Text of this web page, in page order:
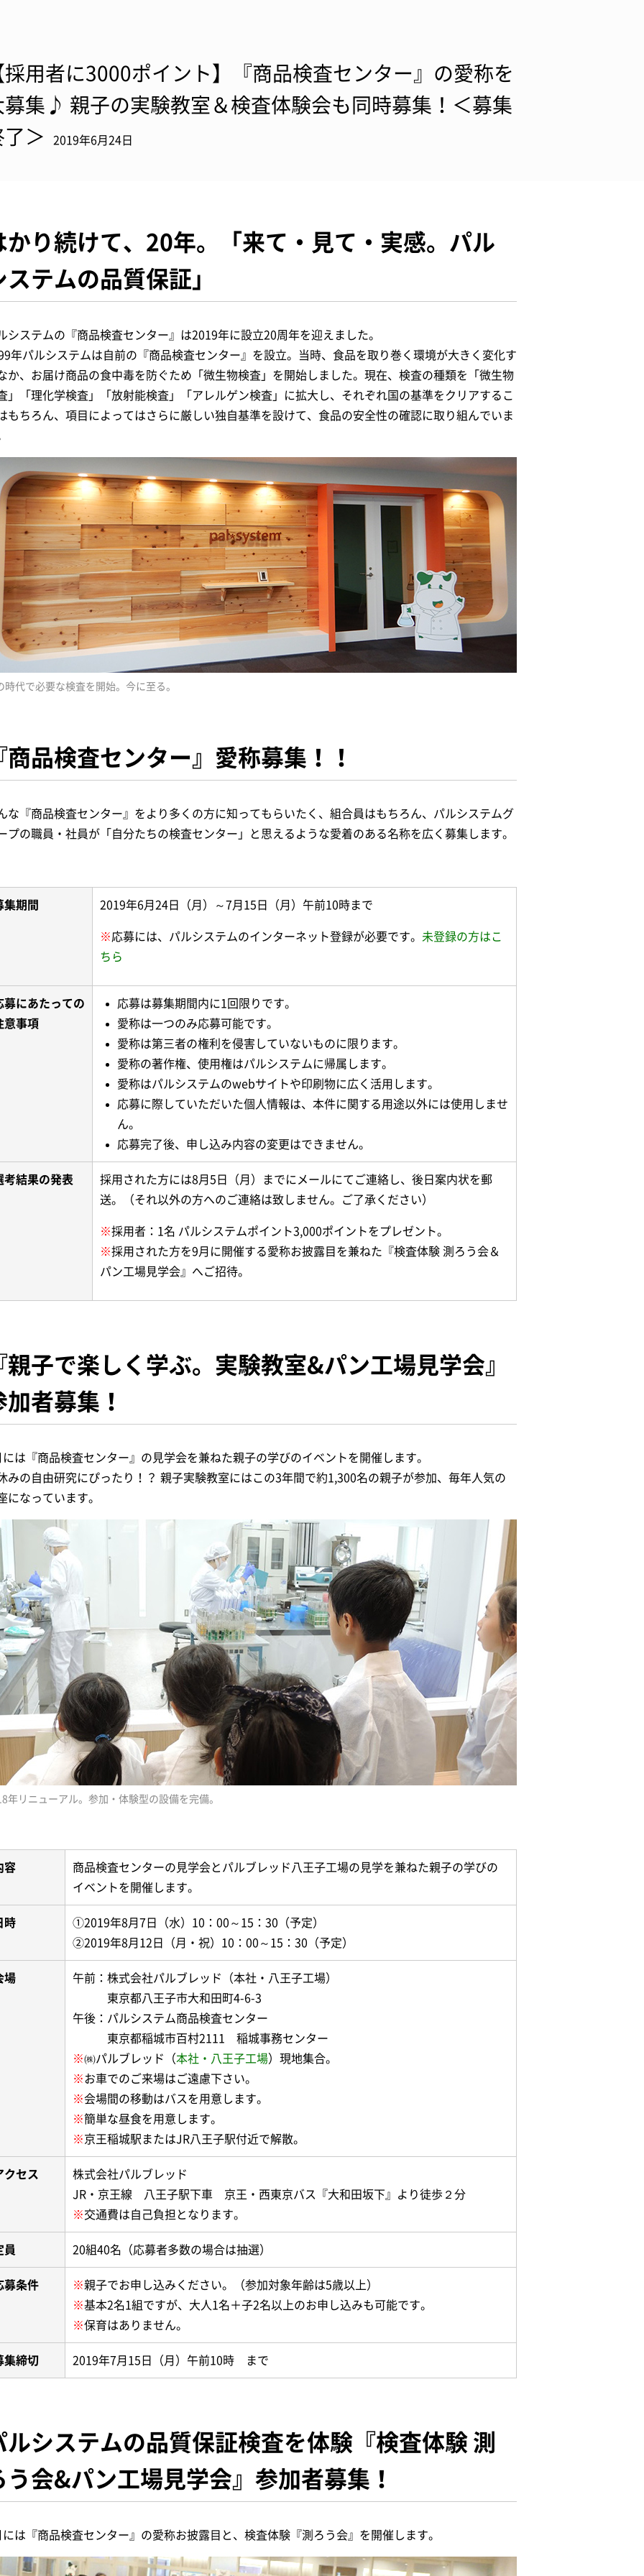
採用者に3000ポイント】『商品検査センター』の愛称を
募集♪ 親子の実験教室＆検査体験会も同時募集！＜募集
了＞
2019年6月24日
かり続けて、20年。「来て・見て・実感。パル
ステムの品質保証」
システムの『商品検査センター』は2019年に設立20周年を迎えました。
年パルシステムは自前の『商品検査センター』を設立。当時、食品を取り巻く環境が大きく変化す
か、お届け商品の食中毒を防ぐため「微生物検査」を開始しました。現在、検査の種類を「微生物
」「理化学検査」「放射能検査」「アレルゲン検査」に拡大し、それぞれ国の基準をクリアするこ
もちろん、項目によってはさらに厳しい独自基準を設けて、食品の安全性の確認に取り組んでいま
時代で必要な検査を開始。今に至る。
商品検査センター』愛称募集！！
な『商品検査センター』をより多くの方に知ってもらいたく、組合員はもちろん、パルシステムグ
プの職員・社員が「自分たちの検査センター」と思えるような愛着のある名称を広く募集します。
集期間 2019年6月24日（月）～7月15日（月）午前10時まで
※応募には、パルシステムのインターネット登録が必要です。 未登録の方はこ
ちら
募にあたっての
意事項
応募は募集期間内に1回限りです。
愛称は一つのみ応募可能です。
愛称は第三者の権利を侵害していないものに限ります。
愛称の著作権、使用権はパルシステムに帰属します。
愛称はパルシステムのwebサイトや印刷物に広く活用します。
応募に際していただいた個人情報は、本件に関する用途以外には使用しませ
ん。
応募完了後、申し込み内容の変更はできません。
考結果の発表
採用された方には8月5日（月）までにメールにてご連絡し、後日案内状を郵
送。（それ以外の方へのご連絡は致しません。ご了承ください）
※採用者：1名 パルシステムポイント3,000ポイントをプレゼント。
※採用された方を9月に開催する愛称お披露目を兼ねた『検査体験 測ろう会＆
パン工場見学会』へご招待。
親子で楽しく学ぶ。実験教室&パン工場見学会』
加者募集！
には『商品検査センター』の見学会を兼ねた親子の学びのイベントを開催します。
みの自由研究にぴったり！？ 親子実験教室にはこの3年間で約1,300名の親子が参加、毎年人気の
になっています。
年リニューアル。参加・体験型の設備を完備。
容
商品検査センターの見学会とパルブレッド八王子工場の見学を兼ねた親子の学びの
イベントを開催します。
時
①2019年8月7日（水）10：00～15：30（予定）
②2019年8月12日（月・祝）10：00～15：30（予定）
場
午前：株式会社パルブレッド（本社・八王子工場）
東京都八王子市大和田町4-6-3
午後：パルシステム商品検査センター
東京都稲城市百村2111 稲城事務センター
※㈱パルブレッド（本社・八王子工場）現地集合。
※お車でのご来場はご遠慮下さい。
※会場間の移動はバスを用意します。
※簡単な昼食を用意します。
※京王稲城駅またはJR八王子駅付近で解散。
クセス
株式会社パルブレッド
JR・京王線 八王子駅下車 京王・西東京バス『大和田坂下』より徒歩２分
※交通費は自己負担となります。
員 20組40名（応募者多数の場合は抽選）
募条件 ※親子でお申し込みください。（参加対象年齢は5歳以上）
※基本2名1組ですが、大人1名＋子2名以上のお申し込みも可能です。
※保育はありません。
集締切 2019年7月15日（月）午前10時 まで
ルシステムの品質保証検査を体験『検査体験 測
う会&パン工場見学会』参加者募集！
には『商品検査センター』の愛称お披露目と、検査体験『測ろう会』を開催します。